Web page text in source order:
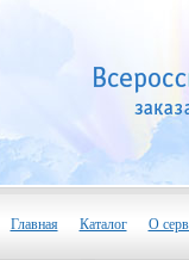
Главная Каталог О